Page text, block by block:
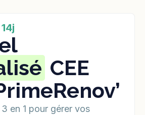
CEE
en 1 pour gérer vos